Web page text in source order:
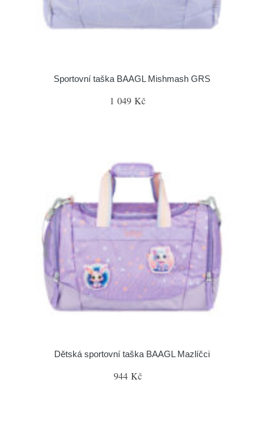
Sportovní taška BAAGL Mishmash GRS
1 049 Kč
Dětská sportovní taška BAAGL Mazlíčci
944 Kč